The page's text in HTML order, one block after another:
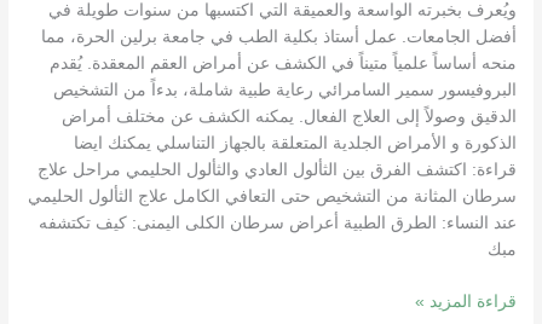
ويُعرف بخبرته الواسعة والعميقة التي اكتسبها من سنوات طويلة في
أفضل الجامعات. عمل أستاذ بكلية الطب في جامعة برلين الحرة، مما
منحه أساساً علمياً متيناً في الكشف عن أمراض العقم المعقدة. يُقدم
البروفيسور سمير السامرائي رعاية طبية شاملة، بدءاً من التشخيص
الدقيق وصولاً إلى العلاج الفعال. يمكنه الكشف عن مختلف أمراض
الذكورة و الأمراض الجلدية المتعلقة بالجهاز التناسلي يمكنك ايضا
قراءة: اكتشف الفرق بين الثألول العادي والثألول الحليمي مراحل علاج
سرطان المثانة من التشخيص حتى التعافي الكامل علاج الثألول الحليمي
عند النساء: الطرق الطبية أعراض سرطان الكلى اليمنى: كيف تكتشفه
مبك
قراءة المزيد »